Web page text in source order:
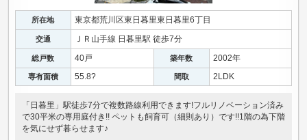
所在地 東京都荒川区東日暮里東日暮里6丁目
交通 ＪＲ山手線 日暮里駅 徒歩7分
総戸数 40戸 築年数 2002年
専有面積 55.8? 間取 2LDK
「日暮里」駅徒歩7分で複数路線利用できます!フルリノベーション済み
で30平米の専用庭付き!! ペットも飼育可（細則あり）です!!1階の為下階
を気にせず暮らせます♪